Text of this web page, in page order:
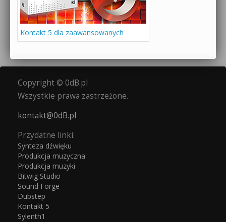
Kontakt 5 dla zaawansowanych
Copyright © 0dB.pl
Wszystkie prawa zastrzeżone.
kontakt@0dB.pl
Przydatne linki:
Synteza dźwięku
Produkcja muzyczna
Produkcja muzyki
Bitwig Studio
Sound Forge
Dubstep
Kontakt 5
Sylenth1